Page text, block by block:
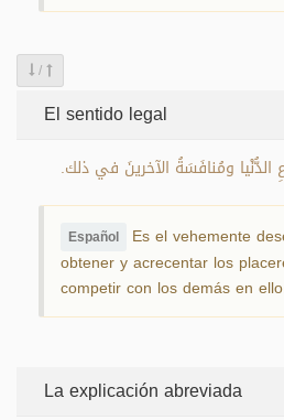
/
El sentido legal
الدُّنْيا ومُنافَسَةُ الآخرينَ في ذلك.
Español Es el vehemente
obtener y acrecentar los
competir con los demás en
La explicación abreviada